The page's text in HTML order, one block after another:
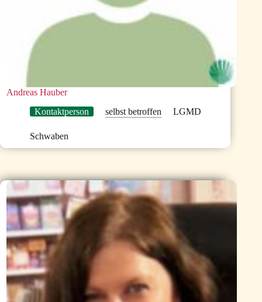
Andreas Hauber
Kontaktperson
selbst betroffen LGMD
Schwaben